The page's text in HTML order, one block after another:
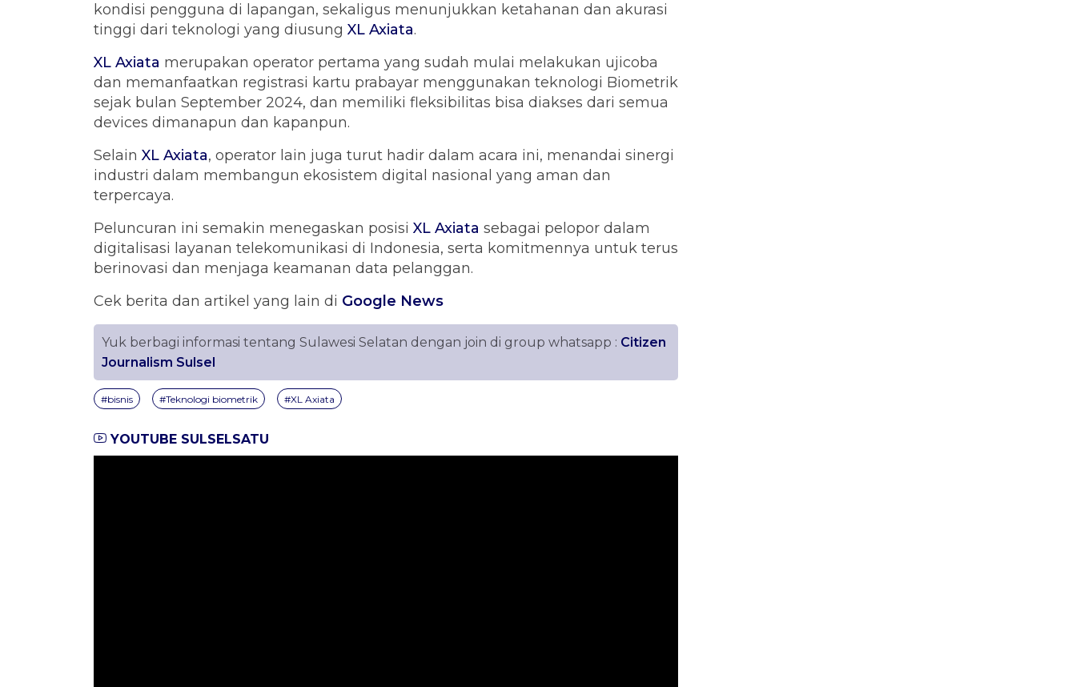
kondisi pengguna di lapangan, sekaligus menunjukkan ketahanan dan akurasi
tinggi dari teknologi yang diusung XL Axiata.
XL Axiata merupakan operator pertama yang sudah mulai melakukan ujicoba
dan memanfaatkan registrasi kartu prabayar menggunakan teknologi Biometrik
sejak bulan September 2024, dan memiliki fleksibilitas bisa diakses dari semua
devices dimanapun dan kapanpun.
Selain XL Axiata, operator lain juga turut hadir dalam acara ini, menandai sinergi
industri dalam membangun ekosistem digital nasional yang aman dan
terpercaya.
Peluncuran ini semakin menegaskan posisi XL Axiata sebagai pelopor dalam
digitalisasi layanan telekomunikasi di Indonesia, serta komitmennya untuk terus
berinovasi dan menjaga keamanan data pelanggan.
Cek berita dan artikel yang lain di Google News
Yuk berbagi informasi tentang Sulawesi Selatan dengan join di group whatsapp : Citizen
Journalism Sulsel
#bisnis #Teknologi biometrik #XL Axiata
YOUTUBE SULSELSATU